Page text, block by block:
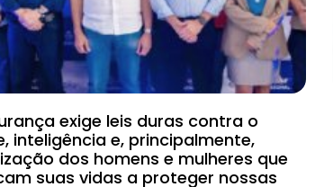
exige leis duras contra o
inteligência e, principalmente,
dos homens e mulheres que
suas vidas a proteger nossas